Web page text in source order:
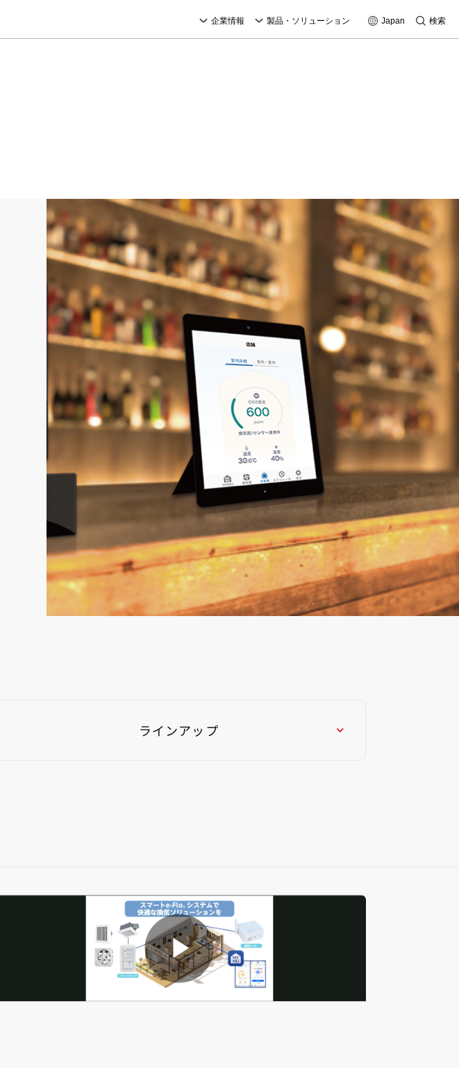
企業情報 製品・ソリューション Japan 検索
ラインアップ